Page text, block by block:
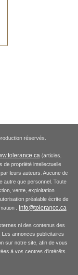
réservés.
(articles,
de propriété intellectuelle
leurs auteurs. Aucune de
autre que personnel. Toute
vente, exploitation
préalable écrite de
: info@tolerance.ca
ni des contenus des
Les annonces publicitaires
sur notre site, afin de vous
à vos centres d'intérêts.